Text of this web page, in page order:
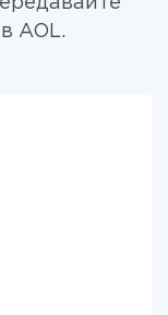
AOL.